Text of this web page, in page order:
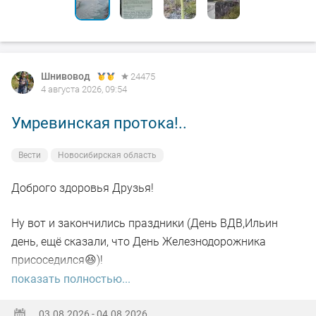
Шнивовод
24475
4 августа 2026, 09:54
Умревинская протока!..
Вести Новосибирская область
Доброго здоровья Друзья!
Ну вот и закончились праздники (День ВДВ,Ильин
день, ещё сказали, что День Железнодорожника
присоседился😆)!
показать полностью...